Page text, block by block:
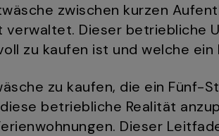
zwischen kurzen
verwaltet. Dieser betriebliche
zu kaufen ist und welche ein
zu kaufen, die ein Fünf-
betriebliche Realität
Dieser